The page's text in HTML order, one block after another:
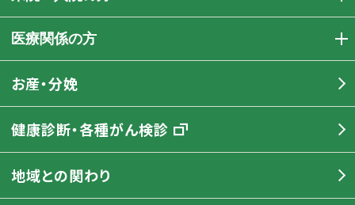
医療関係の方
お産・分娩
健康診断・各種がん検診
地域との関わり